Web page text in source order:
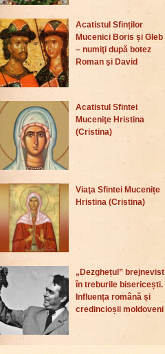
Acatistul Sfinților
Mucenici Boris și Gleb
– numiţi după botez
Roman şi David
Acatistul Sfintei
Muceniţe Hristina
(Cristina)
Viaţa Sfintei Mucenițe
Hristina (Cristina)
„Dezghețul” brejnevist
în treburile bisericești.
Influența română și
credincioșii moldoveni